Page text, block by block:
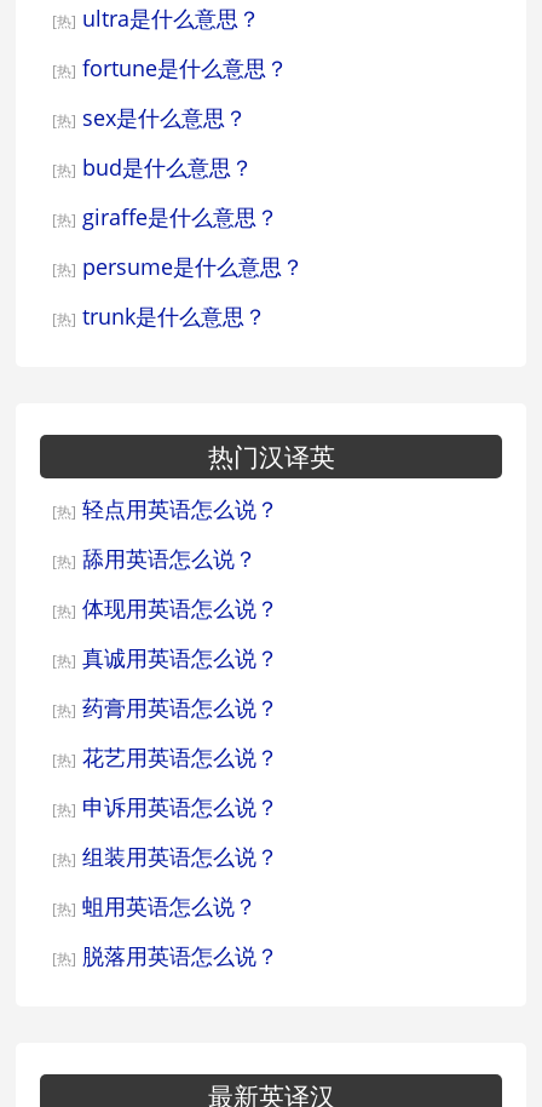
[热] ultra是什么意思？
[热] fortune是什么意思？
[热] sex是什么意思？
[热] bud是什么意思？
[热] giraffe是什么意思？
[热] persume是什么意思？
[热] trunk是什么意思？
热门汉译英
[热] 轻点用英语怎么说？
[热] 舔用英语怎么说？
[热] 体现用英语怎么说？
[热] 真诚用英语怎么说？
[热] 药膏用英语怎么说？
[热] 花艺用英语怎么说？
[热] 申诉用英语怎么说？
[热] 组装用英语怎么说？
[热] 蛆用英语怎么说？
[热] 脱落用英语怎么说？
最新英译汉